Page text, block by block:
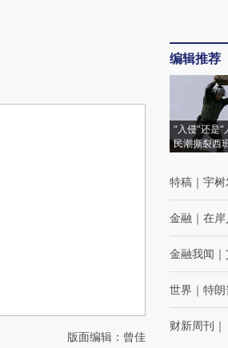
版面编辑：曾佳
编辑推荐
“入侵”还是
民潮撕裂西
特稿 ｜ 宇
金融 ｜ 在
金融我闻 ｜
世界 ｜ 特朗
财新周刊 ｜